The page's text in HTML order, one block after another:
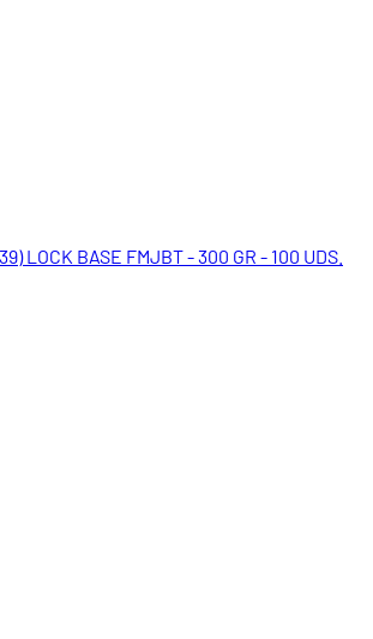
LOCK BASE FMJBT - 300 GR - 100 UDS.